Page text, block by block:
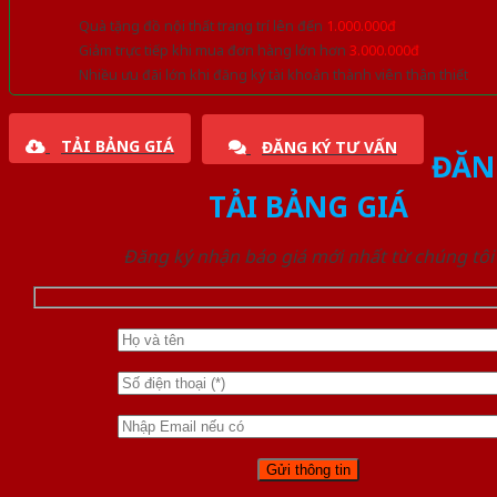
Quà tặng đồ nội thất trang trí lên đến 1.000.000đ
Giảm trực tiếp khi mua đơn hàng lớn hơn 3.000.000đ
Nhiều ưu đãi lớn khi đăng ký tài khoản thành viên thân thiết
TẢI BẢNG GIÁ ĐĂNG KÝ TƯ VẤN
TẢI BẢNG GIÁ
Đăng ký nhận báo giá mới nhất từ chúng tôi